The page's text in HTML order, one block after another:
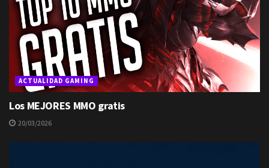
ACTUALIDAD GAMING
Los MEJORES MMO gratis
20/03/2026